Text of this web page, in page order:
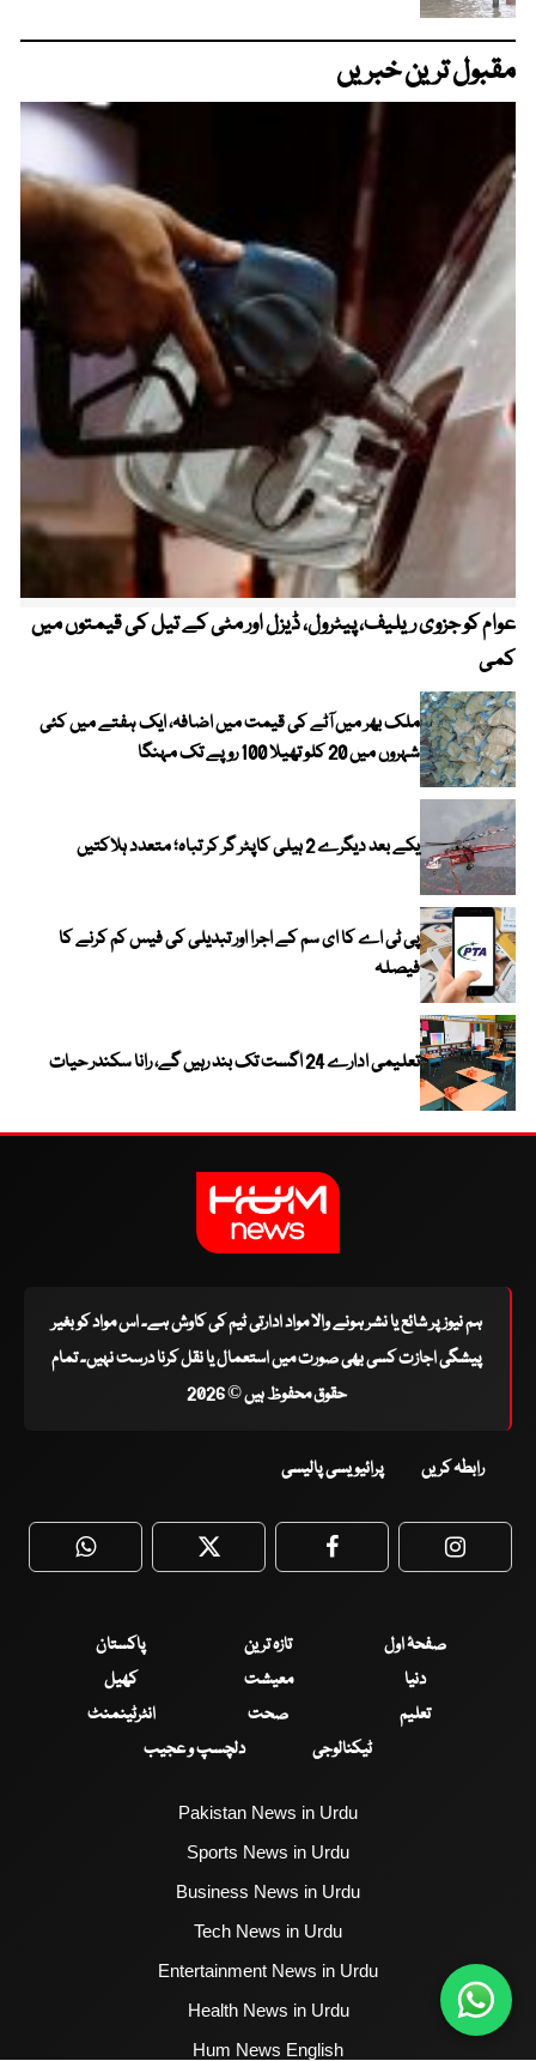
مقبول ترین خبریں
عوام کو جزوی ریلیف، پیٹرول، ڈیزل اور مٹی کے تیل کی قیمتوں میں
کمی
ملک بھر میں آٹے کی قیمت میں اضافہ، ایک ہفتے میں کئی
شہروں میں 20 کلو تھیلا 100 روپے تک مہنگا
یکے بعد دیگرے 2 ہیلی کاپٹر گر کر تباہ؛ متعدد ہلاکتیں
پی ٹی اے کا ای سم کے اجرا اور تبدیلی کی فیس کم کرنے کا
فیصلہ
تعلیمی ادارے 24 اگست تک بند رہیں گے، رانا سکندر حیات
ہم نیوز پر شائع یا نشر ہونے والا مواد ادارتی ٹیم کی کاوش ہے۔ اس مواد کو بغیر
پیشگی اجازت کسی بھی صورت میں استعمال یا نقل کرنا درست نہیں۔ تمام
حقوق محفوظ ہیں © 2026
رابطہ کریں پرائیویسی پالیسی
WhatsApp Twitter Facebook
صفحۂ اول تازہ ترین
پاکستان
دنیا
معیشت
کھیل
تعلیم
صحت
انٹرٹینمنٹ
ٹیکنالوجی
دلچسپ و عجیب
Pakistan News in Urdu
Sports News in Urdu
Business News in Urdu
Tech News in Urdu
Entertainment News in Urdu
Health News in Urdu
Hum News English